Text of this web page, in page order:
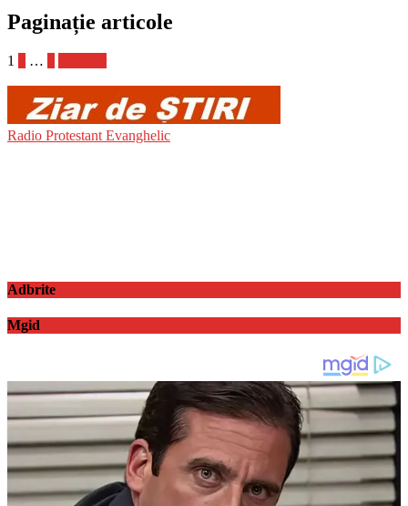
Paginație articole
1 …
Radio Protestant Evanghelic
Adbrite
Mgid